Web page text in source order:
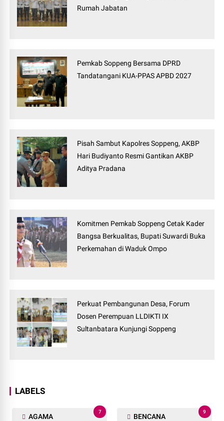
Rumah Jabatan
Pemkab Soppeng Bersama DPRD
Tandatangani KUA-PPAS APBD 2027
Pisah Sambut Kapolres Soppeng, AKBP
Hari Budiyanto Resmi Gantikan AKBP
Aditya Pradana
Komitmen Pemkab Soppeng Cetak Kader
Bangsa Berkualitas, Bupati Suwardi Buka
Perkemahan di Waduk Ompo
Perkuat Pembangunan Desa, Forum
Dosen Perempuan LLDIKTI IX
Sultanbatara Kunjungi Soppeng
LABELS
AGAMA
7
BENCANA
9